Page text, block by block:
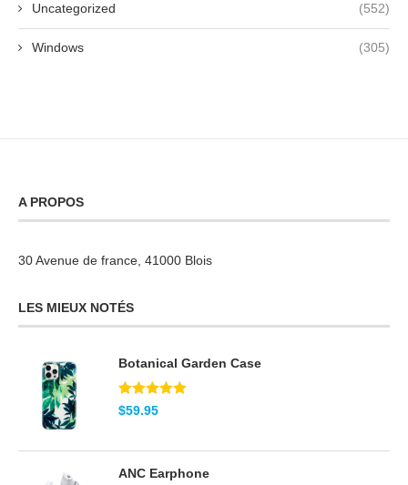
Uncategorized (552)
Windows (305)
A PROPOS
30 Avenue de france, 41000 Blois
LES MIEUX NOTÉS
Botanical Garden Case
Note5.00
sur 5
$59.95
ANC Earphone